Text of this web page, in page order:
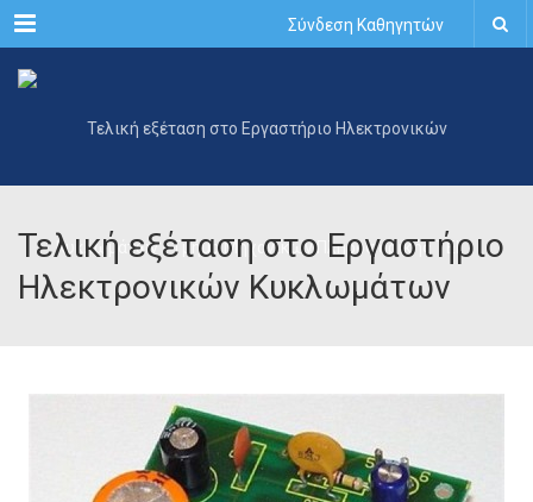
Menu Σύνδεση Καθηγητών
Τελική εξέταση στο Εργαστήριο
Ηλεκτρονικών Κυκλωμάτων